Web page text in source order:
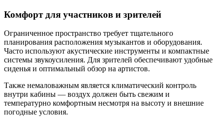
Комфорт для участников и зрителей
Ограниченное пространство требует тщательного
планирования расположения музыкантов и оборудования.
Часто используют акустические инструменты и компактные
системы звукоусиления. Для зрителей обеспечивают удобные
сиденья и оптимальный обзор на артистов.
Также немаловажным является климатический контроль
внутри кабины — воздух должен быть свежим и
температурно комфортным несмотря на высоту и внешние
погодные условия.